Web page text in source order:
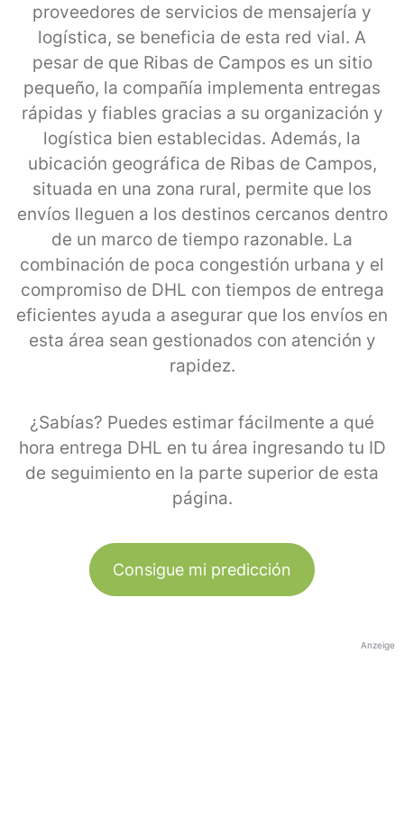
proveedores de servicios de mensajería y
logística, se beneficia de esta red vial. A
pesar de que Ribas de Campos es un sitio
pequeño, la compañía implementa entregas
rápidas y fiables gracias a su organización y
logística bien establecidas. Además, la
ubicación geográfica de Ribas de Campos,
situada en una zona rural, permite que los
envíos lleguen a los destinos cercanos dentro
de un marco de tiempo razonable. La
combinación de poca congestión urbana y el
compromiso de DHL con tiempos de entrega
eficientes ayuda a asegurar que los envíos en
esta área sean gestionados con atención y
rapidez.
¿Sabías? Puedes estimar fácilmente a qué
hora entrega DHL en tu área ingresando tu ID
de seguimiento en la parte superior de esta
página.
Consigue mi predicción
Anzeige